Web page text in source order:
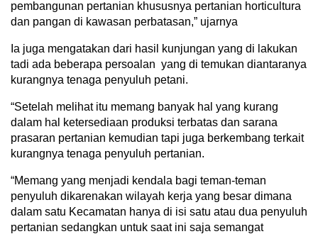
pembangunan pertanian khususnya pertanian horticultura
dan pangan di kawasan perbatasan,” ujarnya
Ia juga mengatakan dari hasil kunjungan yang di lakukan
tadi ada beberapa persoalan yang di temukan diantaranya
kurangnya tenaga penyuluh petani.
“Setelah melihat itu memang banyak hal yang kurang
dalam hal ketersediaan produksi terbatas dan sarana
prasaran pertanian kemudian tapi juga berkembang terkait
kurangnya tenaga penyuluh pertanian.
“Memang yang menjadi kendala bagi teman-teman
penyuluh dikarenakan wilayah kerja yang besar dimana
dalam satu Kecamatan hanya di isi satu atau dua penyuluh
pertanian sedangkan untuk saat ini saja semangat